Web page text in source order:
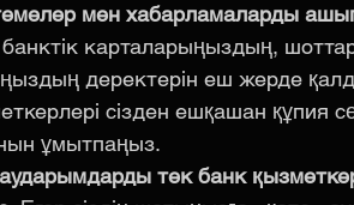
мен хабарламаларды
карталарыңыздың,
деректерін еш жерде
сізден ешқашан құпия
ұмытпаңыз.
тек банк